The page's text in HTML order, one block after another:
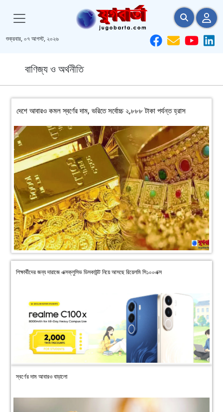
শুক্রবার, ০৭ আগস্ট, ২০২৬
বাণিজ্য ও অর্থনীতি
দেশে আবারও কমল স্বর্ণের দাম, ভরিতে সর্বোচ্চ ২,৮৮৮ টাকা পর্যন্ত হ্রাস
শিক্ষার্থীদের জন্য দারাজে এক্সক্লুসিভ ডিসকাউন্ট নিয়ে আসছে রিয়েলমি সি১০০এক্স
স্বর্ণের দাম আবারও বাড়ালো